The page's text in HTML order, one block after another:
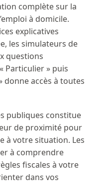
complète sur la
à domicile.
explicatives
les simulateurs de
questions
Particulier » puis
donne accès à toutes
publiques constitue
de proximité pour
à votre situation. Les
à comprendre
fiscales à votre
dans vos